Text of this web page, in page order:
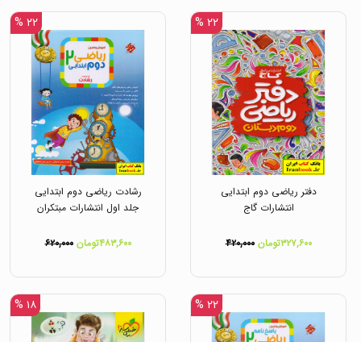
۲۲ %
دفتر ریاضی دوم ابتدایی
انتشارات گاج
۳۲۷,۶۰۰تومان ۴۲۰,۰۰۰
۲۲ %
رشادت ریاضی دوم ابتدایی
جلد اول انتشارات مبتکران
۴۸۳,۶۰۰تومان ۶۲۰,۰۰۰
۲۲ % ۱۸ %